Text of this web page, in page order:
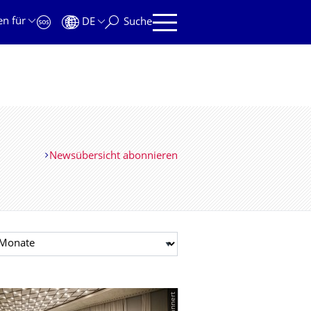
für
DE Suche
Newsübersicht abonnieren
auswählen